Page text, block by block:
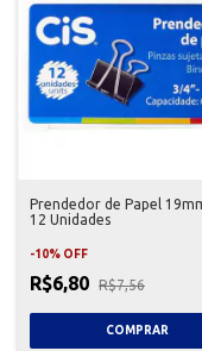
Prendedor de Papel
12 Unidades
-10% OFF
R$6,80 R$7,56